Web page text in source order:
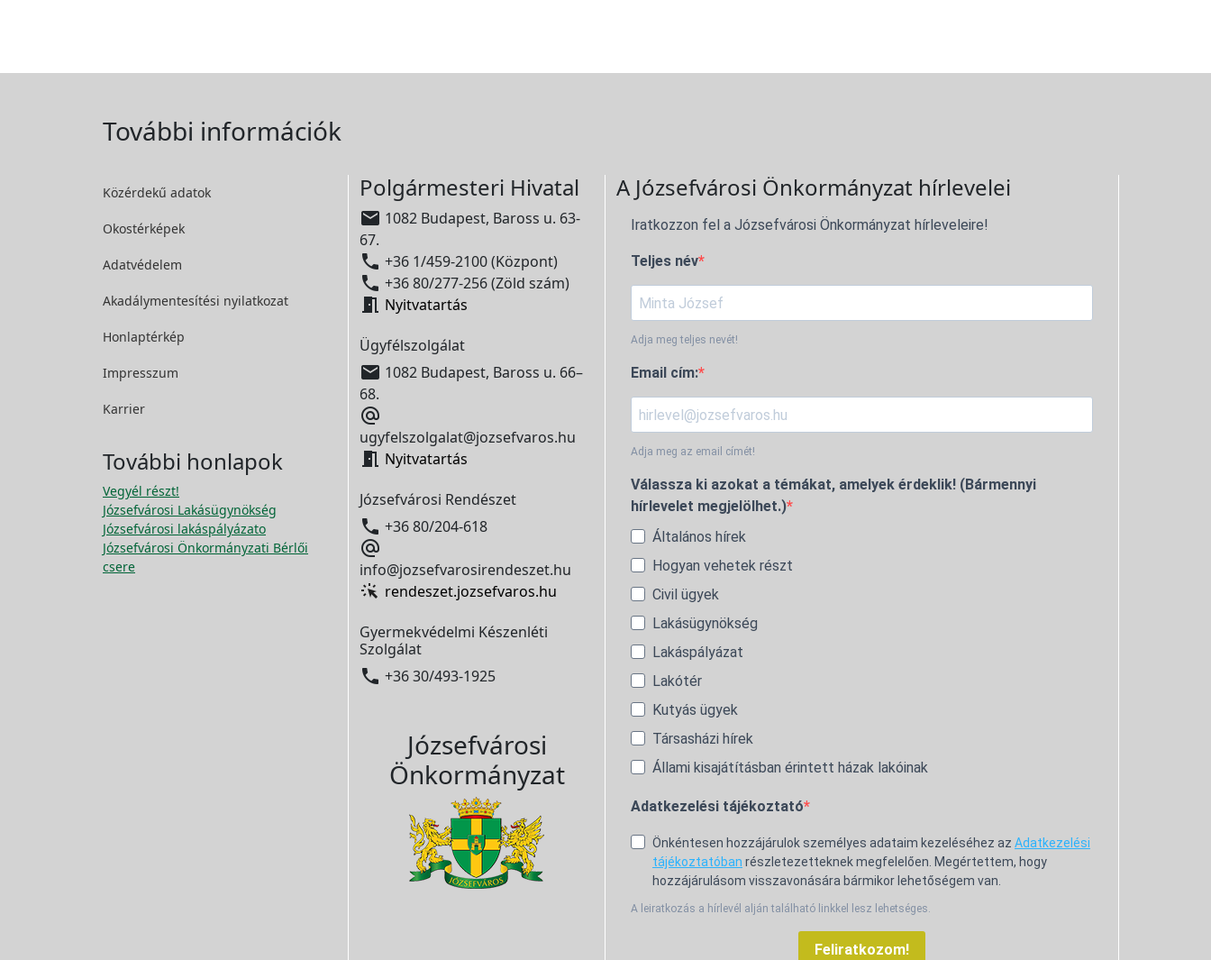
További információk
Közérdekű adatok
Okostérképek
Adatvédelem
Akadálymentesítési nyilatkozat
Honlaptérkép
Impresszum
Karrier
További honlapok
Vegyél részt!
Józsefvárosi Lakásügynökség
Józsefvárosi lakáspályázato
Józsefvárosi Önkormányzati Bérlői
csere
Polgármesteri Hivatal
 1082 Budapest, Baross u. 63-
67.
 +36 1/459-2100 (Központ)
 +36 80/277-256 (Zöld szám)
 Nyitvatartás
Ügyfélszolgálat
 1082 Budapest, Baross u. 66–
68.

ugyfelszolgalat@jozsefvaros.hu
 Nyitvatartás
Józsefvárosi Rendészet
 +36 80/204-618

info@jozsefvarosirendeszet.hu
rendeszet.jozsefvaros.hu
Gyermekvédelmi Készenléti
Szolgálat
 +36 30/493-1925
Józsefvárosi
Önkormányzat
A Józsefvárosi Önkormányzat hírlevelei
Iratkozzon fel a Józsefvárosi Önkormányzat hírleveleire!
Teljes név
Adja meg teljes nevét!
Email cím:
Adja meg az email címét!
Válassza ki azokat a témákat, amelyek érdeklik! (Bármennyi
hírlevelet megjelölhet.)
Általános hírek
Hogyan vehetek részt
Civil ügyek
Lakásügynökség
Lakáspályázat
Lakótér
Kutyás ügyek
Társasházi hírek
Állami kisajátításban érintett házak lakóinak
Adatkezelési tájékoztató
Önkéntesen hozzájárulok személyes adataim kezeléséhez az Adatkezelési
tájékoztatóban részletezetteknek megfelelően. Megértettem, hogy
hozzájárulásom visszavonására bármikor lehetőségem van.
A leiratkozás a hírlevél alján található linkkel lesz lehetséges.
Feliratkozom!